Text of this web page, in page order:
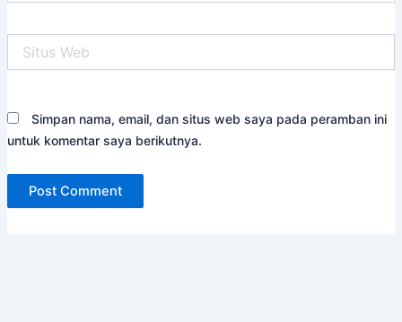
Web
Simpan nama, email, dan situs web saya pada peramban ini
untuk komentar saya berikutnya.